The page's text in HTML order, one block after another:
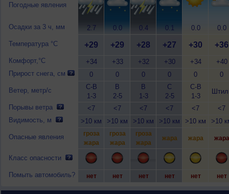
Погодные явления
Осадки за 3 ч, мм
Температура °C
Комфорт,°C
Прирост снега, см
Ветер, метр/с
Порывы ветра
Видимость, м
Опасные явления
Класс опасности
Помыть автомобиль?
2.7
+29
+34
0
С-В
1-3
<7
>10 км
гроза
жара
нет
0.0
+29
+33
0
В
2-5
<7
>10 км
гроза
жара
нет
0.4
+28
+32
0
В
1-3
<7
>10 км
гроза
жара
нет
0.1
+27
+30
0
С
2-5
<7
>10 км
жара
нет
0.0
+30
+34
0
С-В
1-3
<7
>10 км
жара
нет
0.0
+36
+40
0
<7
>10
жара
нет